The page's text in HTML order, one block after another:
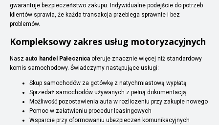
gwarantuje bezpieczeństwo zakupu. Indywidualne podejście do potrzeb
klientów sprawia, że każda transakcja przebiega sprawnie i bez
problemów.
Kompleksowy zakres usług motoryzacyjnych
Nasz auto handel Pałecznica oferuje znacznie więcej niż standardowy
komis samochodowy. Świadczymy następujące usługi:
Skup samochodów za gotówkę z natychmiastową wypłatą
Sprzedaż samochodów używanych z pełną dokumentacją
Możliwość pozostawienia auta w rozliczeniu przy zakupie nowego
Pomoc w załatwieniu procedur leasingowych
Wsparcie przy oformowaniu ubezpieczeń komunikacyjnych